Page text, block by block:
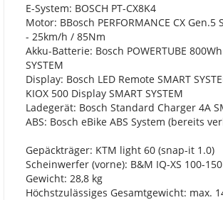
E-System: BOSCH PT-CX8K4
Motor: BBosch PERFORMANCE CX Gen.5
- 25km/h / 85Nm
Akku-Batterie: Bosch POWERTUBE
SYSTEM
Display: Bosch LED Remote SMART
KIOX 500 Display SMART SYSTEM
Ladegerät: Bosch Standard Charger 4A
ABS: Bosch eBike ABS System (bereits
Gepäckträger: KTM light 60 (snap-it 1.0)
Scheinwerfer (vorne): B&M IQ-XS 100-
Gewicht: 28,8 kg
Höchstzulässiges Gesamtgewicht: max.